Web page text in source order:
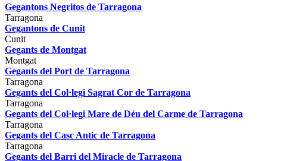
Gegantons Negritos de Tarragona
Tarragona
Gegantons de Cunit
Cunit
Gegants de Montgat
Montgat
Gegants del Port de Tarragona
Tarragona
Gegants del Col·legi Sagrat Cor de Tarragona
Tarragona
Gegants del Col·legi Mare de Déu del Carme de Tarragona
Tarragona
Gegants del Casc Antic de Tarragona
Tarragona
Gegants del Barri del Miracle de Tarragona